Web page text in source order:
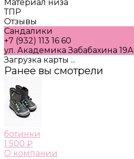
Материал низа
ТПР
Отзывы
Сандалики
+7 (932) 113 16 60
ул. Академика Забабахина 19А
Загрузка карты ...
Ранее вы смотрели
ботинки
1 500 ₽
О компании